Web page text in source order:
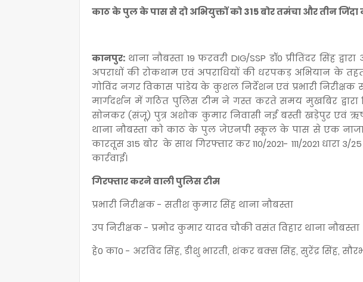
काठ के पुल के पास से दो अभियुक्तों को 315 बोर तमंचा और तीन
कानपुर: थाना नौबस्ता 19 फरवरी DIG/SSP डॉ0 प्रीतिंदर सिंह
अपराधों की रोकथाम एवं अपराधियों की धरपकड़ अभियान के
गोविंद नगर विकास पांडेय के कुशल निर्देशन एवं प्रभारी
मार्गदर्शन में गठित पुलिस टीम ने गस्त करते समय मुखबिर
सोनकर (संजू) पुत्र अशोक कुमार निवासी नई बस्ती खड़ेपुर एवं
थाना नौबस्ता को काठ के पुल जेएनपी स्कूल के पास से एक
कारतूस 315 बोर के साथ गिरफ्तार कर 110/2021- 111/2021
कार्रवाई।
गिरफ्तार करने वाली पुलिस टीम
प्रभारी निरीक्षक - सतीश कुमार सिंह थाना नौबस्ता
उप निरीक्षक - प्रमोद कुमार यादव चौकी वसंत विहार थाना नौबस्ता
हे0 का0 - अरविंद सिंह, डीशु भारती, शंकर बक्स सिंह, सुरेंद्र सिंह,